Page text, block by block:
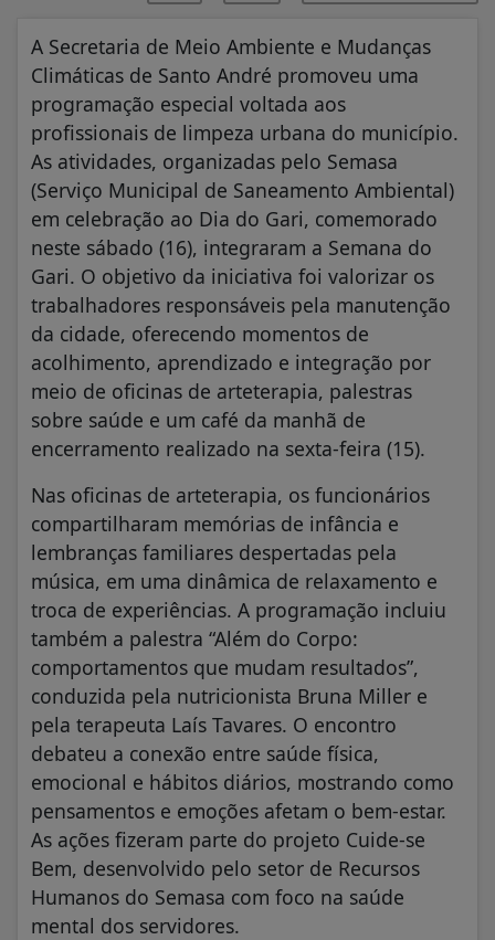
A Secretaria de Meio Ambiente e Mudanças
Climáticas de Santo André promoveu uma
programação especial voltada aos
profissionais de limpeza urbana do município.
As atividades, organizadas pelo Semasa
(Serviço Municipal de Saneamento Ambiental)
em celebração ao Dia do Gari, comemorado
neste sábado (16), integraram a Semana do
Gari. O objetivo da iniciativa foi valorizar os
trabalhadores responsáveis pela manutenção
da cidade, oferecendo momentos de
acolhimento, aprendizado e integração por
meio de oficinas de arteterapia, palestras
sobre saúde e um café da manhã de
encerramento realizado na sexta-feira (15).
Nas oficinas de arteterapia, os funcionários
compartilharam memórias de infância e
lembranças familiares despertadas pela
música, em uma dinâmica de relaxamento e
troca de experiências. A programação incluiu
também a palestra “Além do Corpo:
comportamentos que mudam resultados”,
conduzida pela nutricionista Bruna Miller e
pela terapeuta Laís Tavares. O encontro
debateu a conexão entre saúde física,
emocional e hábitos diários, mostrando como
pensamentos e emoções afetam o bem-estar.
As ações fizeram parte do projeto Cuide-se
Bem, desenvolvido pelo setor de Recursos
Humanos do Semasa com foco na saúde
mental dos servidores.